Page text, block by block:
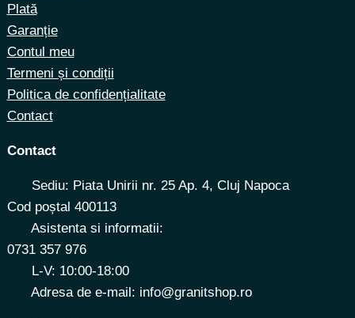
Plată
Garanție
Contul meu
Termeni și condiții
Politica de confidențialitate
Contact
Contact
Sediu: Piata Unirii nr. 25 Ap. 4, Cluj Napoca
Cod poștal 400113
Asistenta si informatii:
0731 357 976
L-V: 10:00-18:00
Adresa de e-mail: info@granitshop.ro